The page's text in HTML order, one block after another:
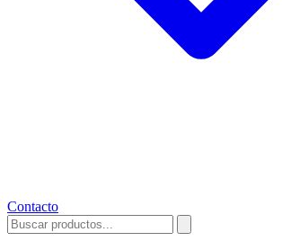
Contacto